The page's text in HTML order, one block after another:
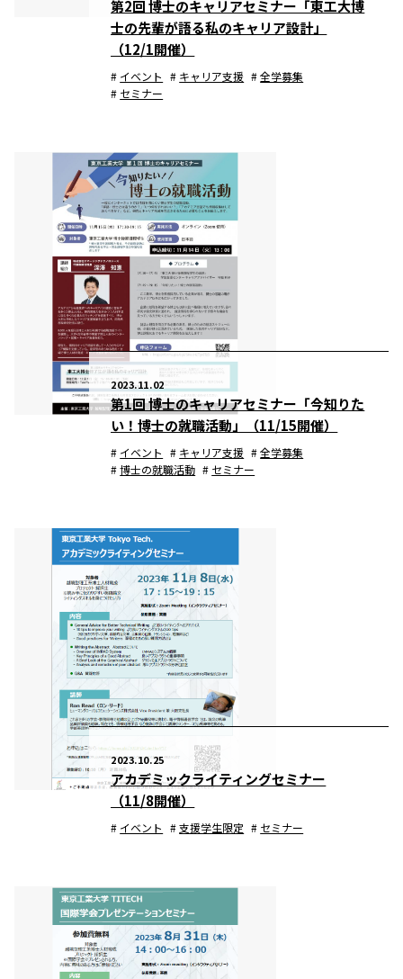
第2回 博士のキャリアセミナー「東工大博
士の先輩が語る私のキャリア設計」
（12/1開催）
イベント キャリア支援
全学募集
セミナー
2023.11.02
第1回 博士のキャリアセミナー「今知りた
い！博士の就職活動」（11/15開催）
イベント キャリア支援
全学募集
博士の就職活動
セミナー
2023.10.25
アカデミックライティングセミナー
（11/8開催）
イベント 支援学生限定 セミナー